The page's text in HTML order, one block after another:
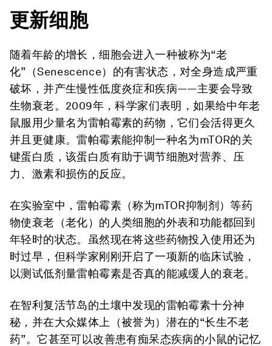
更新细胞
随着年龄的增长，细胞会进入一种被称为“老
化”（Senescence）的有害状态，对全身造成严重
破坏，并产生慢性低度炎症和疾病——主要会导致
生物衰老。2009年，科学家们表明，如果给中年老
鼠服用少量名为雷帕霉素的药物，它们会活得更久
并且更健康。雷帕霉素能抑制一种名为mTOR的关
键蛋白质，该蛋白质有助于调节细胞对营养、压
力、激素和损伤的反应。
在实验室中，雷帕霉素（称为mTOR抑制剂）等药
物使衰老（老化）的人类细胞的外表和功能都回到
年轻时的状态。虽然现在将这些药物投入使用还为
时过早，但科学家刚刚开启了一项新的临床试验，
以测试低剂量雷帕霉素是否真的能减缓人的衰老。
在智利复活节岛的土壤中发现的雷帕霉素十分神
秘，并在大众媒体上（被誉为）潜在的“长生不老
药”。它甚至可以改善患有痴呆态疾病的小鼠的记忆